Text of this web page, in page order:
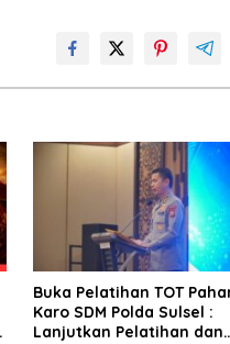
Buka Pelatihan TOT
Karo SDM Polda Sulsel :
Lanjutkan Pelatihan dan